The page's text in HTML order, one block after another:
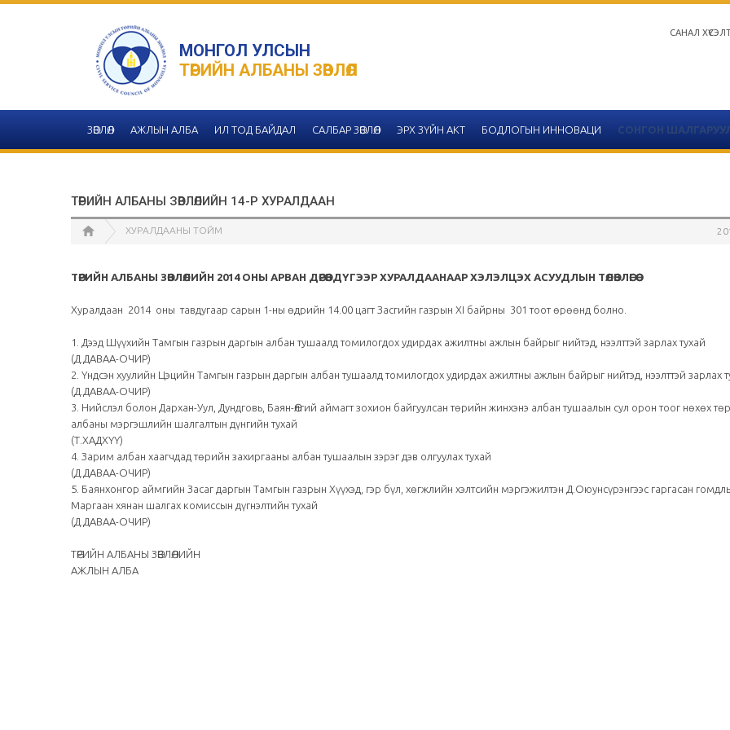
МОНГОЛ УЛСЫН
ТӨРИЙН АЛБАНЫ ЗӨВЛӨЛ
САНАЛ
ЗӨВЛӨЛ АЖЛЫН АЛБА ИЛ ТОД БАЙДАЛ САЛБАР ЗӨВЛӨЛ ЭРХ ЗҮЙН АКТ БОДЛОГЫН ИННОВАЦИ СОНГОН
ТӨРИЙН АЛБАНЫ ЗӨВЛӨЛИЙН 14-Р ХУРАЛДААН
ХУРАЛДААНЫ ТОЙМ
ТӨРИЙН АЛБАНЫ ЗӨВЛӨЛИЙН 2014 ОНЫ АРВАН ДӨРӨВДҮГЭЭР ХУРАЛДААНААР ХЭЛЭЛЦЭХ АСУУДЛЫН ТӨЛӨВЛӨГӨӨ
Хуралдаан 2014 оны тавдугаар сарын 1-ны өдрийн 14.00 цагт Засгийн газрын ХI байрны 301 тоот өрөөнд болно.
1. Дээд Шүүхийн Тамгын газрын даргын албан тушаалд томилогдох удирдах ажилтны ажлын байрыг нийтэд, нээлттэй зарлах тухай
(Д.ДАВАА-ОЧИР)
2. Үндсэн хуулийн Цэцийн Тамгын газрын даргын албан тушаалд томилогдох удирдах ажилтны ажлын байрыг нийтэд, нээлттэй зарлах
(Д.ДАВАА-ОЧИР)
3. Нийслэл болон Дархан-Уул, Дундговь, Баян-Өлгий аймагт зохион байгуулсан төрийн жинхэнэ албан тушаалын сул орон тоог нөхөх
албаны мэргэшлийн шалгалтын дүнгийн тухай
(Т.ХАДХҮҮ)
4. Зарим албан хаагчдад төрийн захиргааны албан тушаалын зэрэг дэв олгуулах тухай
(Д.ДАВАА-ОЧИР)
5. Баянхонгор аймгийн Засаг даргын Тамгын газрын Хүүхэд, гэр бүл, хөгжлийн хэлтсийн мэргэжилтэн Д.Оюунсүрэнгээс гаргасан
Маргаан хянан шалгах комиссын дүгнэлтийн тухай
(Д.ДАВАА-ОЧИР)
ТӨРИЙН АЛБАНЫ ЗӨВЛӨЛИЙН
АЖЛЫН АЛБА
тайлангийн хүснэгтийн
Улаанбаатар
Төрийн албаны...